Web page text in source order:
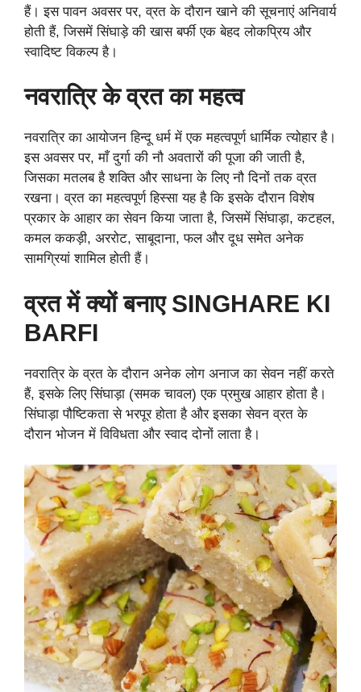
हैं। इस पावन अवसर पर, व्रत के दौरान खाने की सूचनाएं अनिवार्य
होती हैं, जिसमें सिंघाड़े की खास बर्फी एक बेहद लोकप्रिय और
स्वादिष्ट विकल्प है।
नवरात्रि के व्रत का महत्व
नवरात्रि का आयोजन हिन्दू धर्म में एक महत्वपूर्ण धार्मिक त्योहार है।
इस अवसर पर, माँ दुर्गा की नौ अवतारों की पूजा की जाती है,
जिसका मतलब है शक्ति और साधना के लिए नौ दिनों तक व्रत
रखना। व्रत का महत्वपूर्ण हिस्सा यह है कि इसके दौरान विशेष
प्रकार के आहार का सेवन किया जाता है, जिसमें सिंघाड़ा, कटहल,
कमल ककड़ी, अररोट, साबूदाना, फल और दूध समेत अनेक
सामग्रियां शामिल होती हैं।
व्रत में क्यों बनाए SINGHARE KI
BARFI
नवरात्रि के व्रत के दौरान अनेक लोग अनाज का सेवन नहीं करते
हैं, इसके लिए सिंघाड़ा (समक चावल) एक प्रमुख आहार होता है।
सिंघाड़ा पौष्टिकता से भरपूर होता है और इसका सेवन व्रत के
दौरान भोजन में विविधता और स्वाद दोनों लाता है।